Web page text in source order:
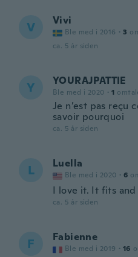
V Vivi
Ble med i 2016 · 3
ca. 5 år siden
Y YOURAJPATTIE
Ble med i 2020 · 1
Je n’est pas reçu
savoir pourquoi
ca. 5 år siden
L Luella
Ble med i 2020 · 6
I love it. It fits
ca. 5 år siden
F Fabienne
Ble med i 2019 · 16